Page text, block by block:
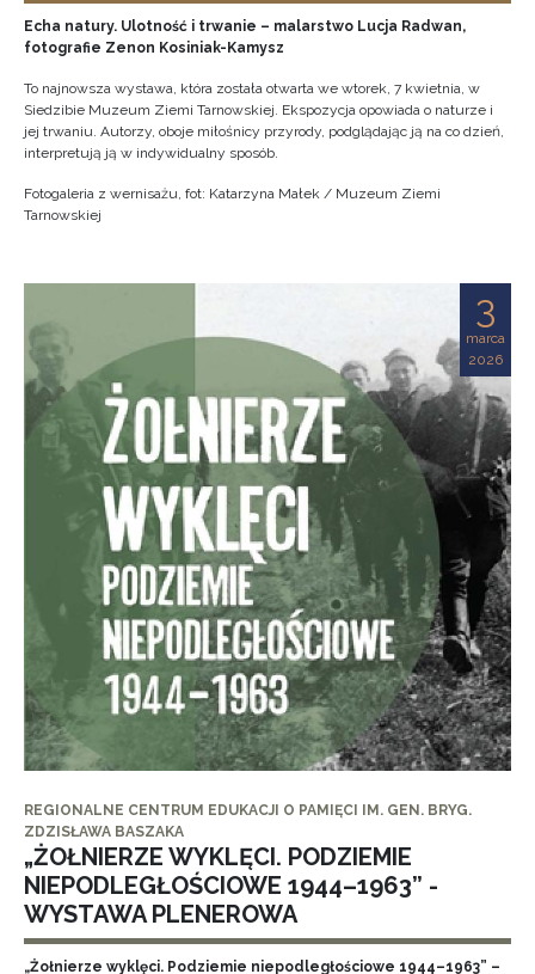
Echa natury. Ulotność i trwanie – malarstwo Lucja Radwan,
fotografie Zenon Kosiniak-Kamysz
To najnowsza wystawa, która została otwarta we wtorek, 7 kwietnia, w
Siedzibie Muzeum Ziemi Tarnowskiej. Ekspozycja opowiada o naturze i
jej trwaniu. Autorzy, oboje miłośnicy przyrody, podglądając ją na co dzień,
interpretują ją w indywidualny sposób.
Fotogaleria z wernisażu, fot: Katarzyna Małek / Muzeum Ziemi
Tarnowskiej
3
marca
2026
REGIONALNE CENTRUM EDUKACJI O PAMIĘCI IM. GEN. BRYG.
ZDZISŁAWA BASZAKA
„ŻOŁNIERZE WYKLĘCI. PODZIEMIE
NIEPODLEGŁOŚCIOWE 1944–1963” -
WYSTAWA PLENEROWA
„Żołnierze wyklęci. Podziemie niepodległościowe 1944–1963” –